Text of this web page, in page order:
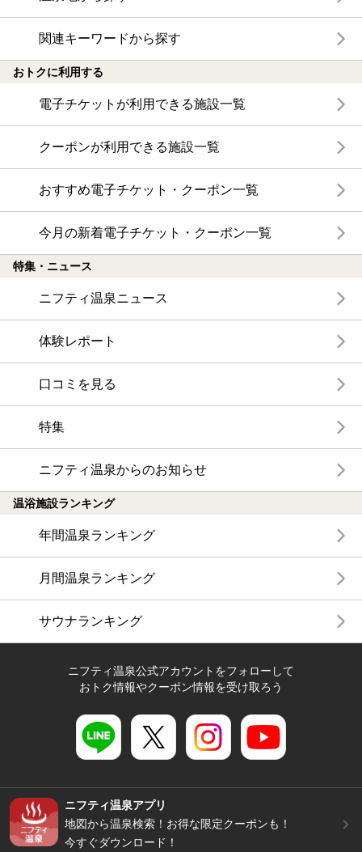
関連キーワードから探す
おトクに利用する
電子チケットが利用できる施設一覧
クーポンが利用できる施設一覧
おすすめ電子チケット・クーポン一覧
今月の新着電子チケット・クーポン一覧
特集・ニュース
ニフティ温泉ニュース
体験レポート
口コミを見る
特集
ニフティ温泉からのお知らせ
温浴施設ランキング
年間温泉ランキング
月間温泉ランキング
サウナランキング
ニフティ温泉公式アカウントをフォローして
おトク情報やクーポン情報を受け取ろう
ニフティ温泉アプリ
地図から温泉検索！お得な限定クーポンも！
今すぐダウンロード！